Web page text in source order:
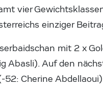
vier
einziger
mit 2 x
Abasli). Auf den
Cherine